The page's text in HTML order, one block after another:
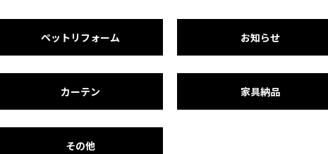
ペットリフォーム お知らせ
カーテン 家具納品
その他